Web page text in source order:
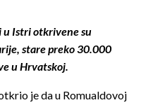
u Istri otkrivene su
stare preko 30.000
u Hrvatskoj.
je da u Romualdovoj